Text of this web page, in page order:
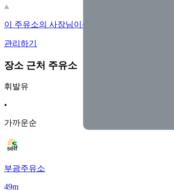
이 주유소의 사장님이신가요?
관리하기
장소 근처 주유소
휘발유
•
가까운순
부광주유소
49m